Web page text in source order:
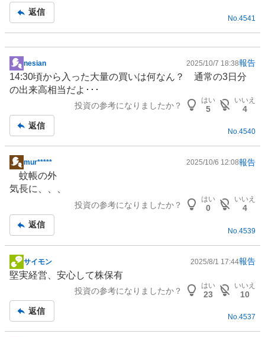
返信
No. 4541
掲
示
板
nesian 2025/10/7 18:38報告
14:30頃から入った大量の買いは何なん？ 通常の3日分
の出来高相当だよ･･･
投資の参考になりましたか？
はい
5
いいえ
4
返信
No.4540
掲
板
mur***** 2025/10/6 12:08報告
蚊帳の外
気長に、、、
投資の参考になりましたか？
はい
0
いいえ
4
返信
No. 4539
掲
示
事
サイモン 2025/8/1 17:44報告
堅実経営、安心して株保有
投資の参考になりましたか？
はい
23
いいえ
10
返信
No.4537